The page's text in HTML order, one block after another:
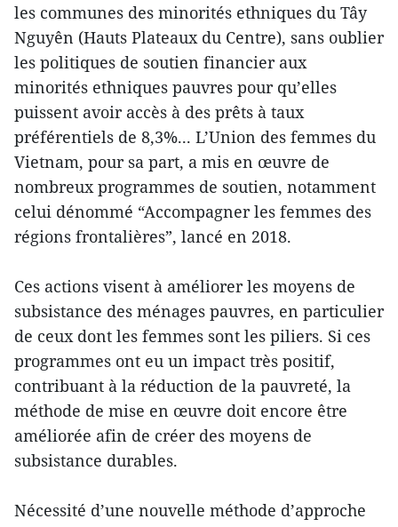
les communes des minorités ethniques du Tây
Nguyên (Hauts Plateaux du Centre), sans oublier
les politiques de soutien financier aux
minorités ethniques pauvres pour qu’elles
puissent avoir accès à des prêts à taux
préférentiels de 8,3%... L’Union des femmes du
Vietnam, pour sa part, a mis en œuvre de
nombreux programmes de soutien, notamment
celui dénommé “Accompagner les femmes des
régions frontalières”, lancé en 2018.
Ces actions visent à améliorer les moyens de
subsistance des ménages pauvres, en particulier
de ceux dont les femmes sont les piliers. Si ces
programmes ont eu un impact très positif,
contribuant à la réduction de la pauvreté, la
méthode de mise en œuvre doit encore être
améliorée afin de créer des moyens de
subsistance durables.
Nécessité d’une nouvelle méthode d’approche